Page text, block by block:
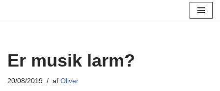
Er musik larm?
20/08/2019 af Oliver